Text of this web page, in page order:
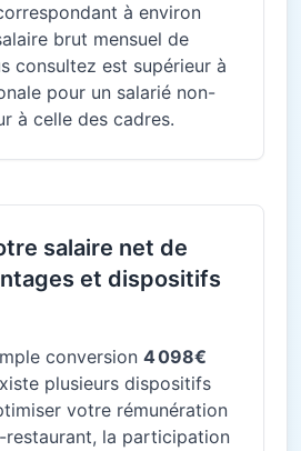
à environ
brut mensuel de
consultez est supérieur à
pour un salarié non-
à celle des cadres.
salaire net de
et dispositifs
conversion 4 098€
plusieurs dispositifs
votre rémunération
restaurant, la participation